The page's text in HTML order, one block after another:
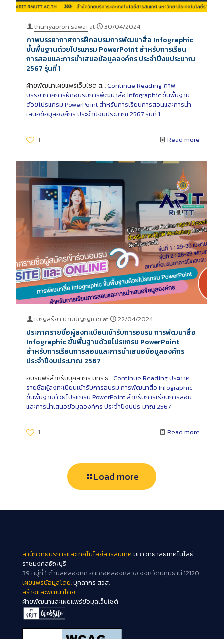
thunyapron sawai at 30/04/2024
ภาพบรรยากาศการฝึกอบรมการพัฒนาสื่อ Infographic
ขั้นพื้นฐานด้วยโปรแกรม PowerPoint สำหรับการเรียน
การสอนและการนำเสนอข้อมูลองค์กร ประจำปีงบประมาณ
2567 รุ่นที่ 1
ฝ่ายพัฒนาเผยแพร่เว็บไซต์ ส… Continue Reading ภาพ
บรรยากาศการฝึกอบรมการพัฒนาสื่อ Infographic ขั้นพื้นฐาน
ด้วยโปรแกรม PowerPoint สำหรับการเรียนการสอนและการนำ
เสนอข้อมูลองค์กร ประจำปีงบประมาณ 2567 รุ่นที่ 1
1 Read more
เบญสิร์ยา ปานปุญญเดช at 22/04/2024
ประกาศรายชื่อผู้ลงทะเบียนเข้ารับการอบรม การพัฒนาสื่อ
Infographic ขั้นพื้นฐานด้วยโปรแกรม PowerPoint
สำหรับการเรียนการสอนและการนำเสนอข้อมูลองค์กร
ประจำปีงบประมาณ 2567
อบรมฟรีสำหรับบุคลากร มทร.ธ… Continue Readingประกาศ
รายชื่อผู้ลงทะเบียนเข้ารับการอบรม การพัฒนาสื่อ Infographic
ขั้นพื้นฐานด้วยโปรแกรม PowerPoint สำหรับการเรียนการสอน
และการนำเสนอข้อมูลองค์กร ประจำปีงบประมาณ 2567
1 Read more
Load more
สำนักวิทยบริการและเทคโนโลยีสารสนเทศมหาวิทยาลัยเทคโนโลยี
ราชมงคลธัญบุรี
39 หมู่ที่ 1 ตำบลคลองหก อำเภอคลองหลวง จังหวัดปทุมธานี 12120
เผยแพร่ข้อมูลโดย.บุคลากร สวส.
สร้างและพัฒนาโดย.
ฝ่ายพัฒนาและเผยแพร่ข้อมูลเว็บไซต์